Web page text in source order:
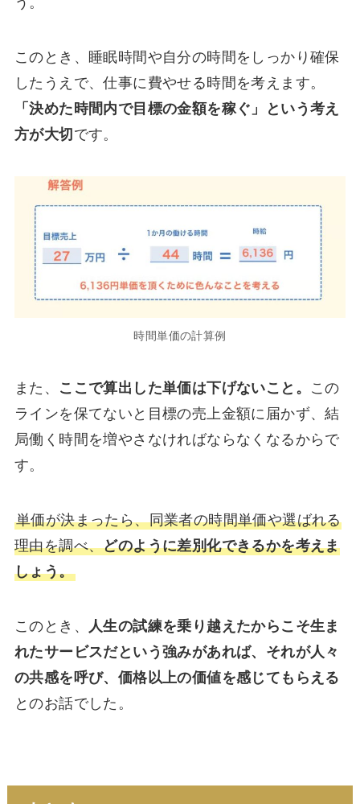
このとき、睡眠時間や自分の時間をしっかり確保
したうえで、仕事に費やせる時間を考えます。
「決めた時間内で目標の金額を稼ぐ」という考え
方が大切 です。
時間単価の計算例
また、 ここで算出した単価は下げないこと。
この
ラインを保てないと目標の売上金額に届かず、結
局働く時間を増やさなければならなくなるからで
す。
単価が決まったら、同業者の時間単価や選ばれる
理由を調べ、どのように差別化できるかを考えま
しょう。
このとき、
人生の試練を乗り越えたからこそ生ま
れたサービスだという強みがあれば、それが人々
の共感を呼び、価格以上の価値を感じてもらえる
とのお話でした。